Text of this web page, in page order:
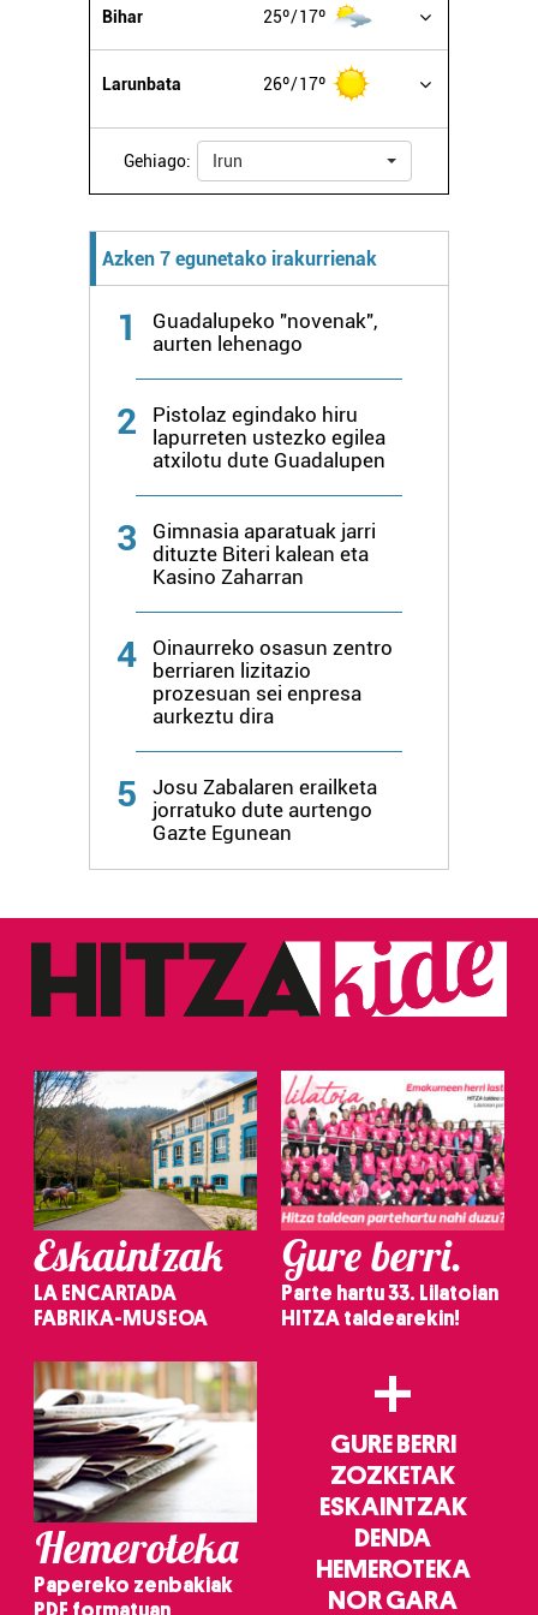
Bihar 25º 17º
Larunbata 26º 17º
Gehiago: Irun
Azken 7 egunetako irakurrienak
1
Guadalupeko "novenak",
aurten lehenago
2
Pistolaz egindako hiru
lapurreten ustezko egilea
atxilotu dute Guadalupen
3
Gimnasia aparatuak jarri
dituzte Biteri kalean eta
Kasino Zaharran
4
Oinaurreko osasun zentro
berriaren lizitazio
prozesuan sei enpresa
aurkeztu dira
5
Josu Zabalaren erailketa
jorratuko dute aurtengo
Gazte Egunean
Eskaintzak
LA ENCARTADA
FABRIKA-MUSEOA
Gure berri.
Parte hartu 33. Lilatoian
HITZA taldearekin!
Hemeroteka
Papereko zenbakiak
PDF formatuan
+
GURE BERRI
ZOZKETAK
ESKAINTZAK
DENDA
HEMEROTEKA
NOR GARA